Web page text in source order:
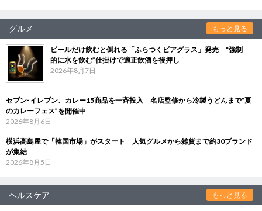
グルメ もっと見る
ビールだけ飲むと倒れる「ふらつくビアグラス」発売 “強制
的に水を飲む”仕掛けで適正飲酒を後押し
2026年8月7日
セブン‐イレブン、カレー15商品を一斉投入 名店監修から冷製うどんまで“夏
のカレーフェス”を開催中
2026年8月6日
横浜高島屋で「韓国市場」がスタート 人気グルメから雑貨まで約30ブランド
が集結
2026年8月5日
ヘルスケア もっと見る